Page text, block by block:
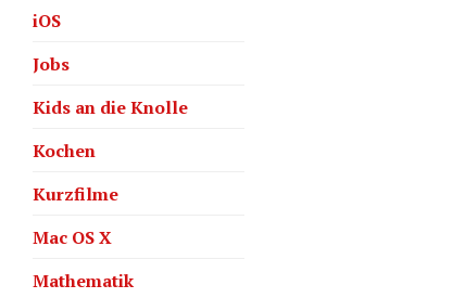
Gehaltseinbruch – MSMM#11
iOS
Jobs
Kids an die Knolle
Kochen
Kurzfilme
Mac OS X
Mathematik